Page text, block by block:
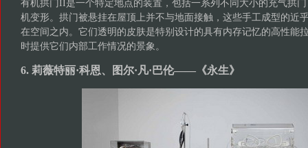
有机拱门II是一个特定地点的装置，包括一系列不同大小的充气拱
机变形。拱门被悬挂在屋顶上并不与地面接触，这些手工成型的近
在空间之内。它们透明的皮肤是特别设计的具有内存记忆的高性能
时提供它们内部工作情况的景象。
6. 莉薇特丽·科恩、图尔·凡·巴伦——《永生》